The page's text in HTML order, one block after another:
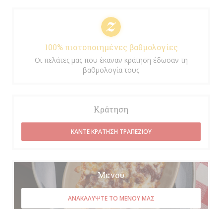
100% πιστοποιημένες βαθμολογίες
Οι πελάτες μας που έκαναν κράτηση έδωσαν τη
βαθμολογία τους
Κράτηση
ΚΆΝΤΕ ΚΡΆΤΗΣΗ ΤΡΑΠΕΖΙΟΎ
Μενού
ΑΝΑΚΑΛΎΨΤΕ ΤΟ ΜΕΝΟΎ ΜΑΣ